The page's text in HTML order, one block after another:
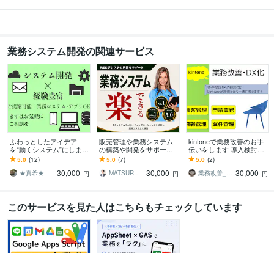
その他ツール
kintone:6年
得意分野
IT相談・システム開発 kintone
業務システム開発の関連サービス
ふわっとしたアイデア
を“動くシステム”にします
【相見積り可】【即日返
信】【安心保証あり】
5.0 (12)
★真希★
30,000 円
販売管理や業務システム
の構築や開発をサポート
します 業務システムの構
築や既存システムの刷新
をAI駆動開発で支援！
5.0 (7)
MATSURYU｜まつりゅう
30,000 円
kintoneで業務改善のお手
伝いをします 導入検討相
談から業務改善提案・ア
プリ作成まで対応しま
す！
5.0 (2)
業務改善_しほ 30,000 円
このサービスを見た人はこちらもチェックしています